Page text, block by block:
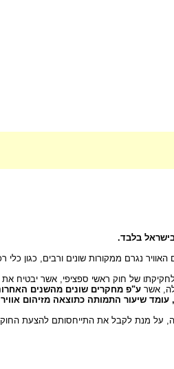
נגרם ממקורות שונים ורבים, כגון
של חוק ראשי ספציפי, אשר יבטיח את
אשר
על מנת לקבל את התייחסותם להצעת